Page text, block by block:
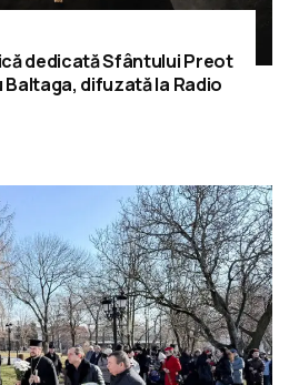
dedicată Sfântului Preot
difuzată la Radio